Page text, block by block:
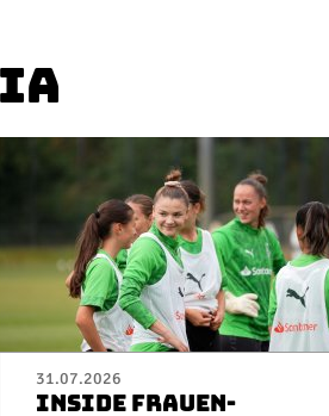
31.07.2026
INSIDE FRAUEN-